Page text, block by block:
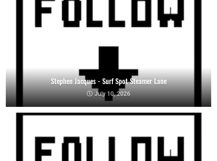
Stephen Jacques - Surf Spot Steamer Lane
July 10, 2026